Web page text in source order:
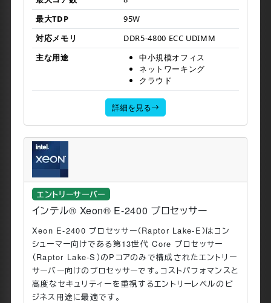
最大TDP
95W
対応メモリ
DDR5-4800 ECC UDIMM
主な用途
中小規模オフィス
ネットワーキング
クラウド
詳細を見る
エントリーサーバー
インテル® Xeon® E-2400 プロセッサー
Xeon E-2400 プロセッサー（Raptor Lake-E）はコン
シューマー向けである第13世代 Core プロセッサー
（Raptor Lake-S）のPコアのみで構成されたエントリー
サーバー向けのプロセッサーです。コストパフォマンスと
高度なセキュリティーを重視するエントリーレベルのビ
ジネス用途に最適です。